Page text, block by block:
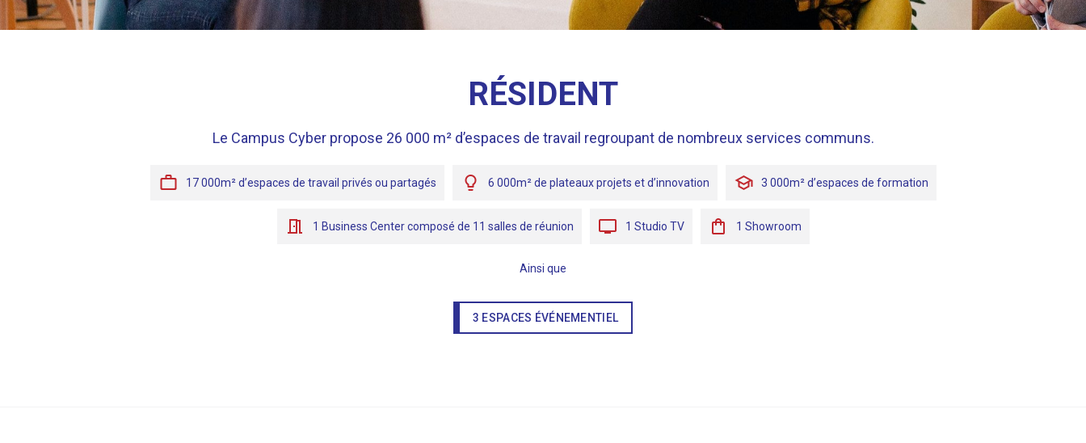
RÉSIDENT
Le Campus Cyber propose 26 000 m² d’espaces de travail regroupant de nombreux services communs.
17 000m² d’espaces de travail privés ou partagés 6 000m² de plateaux projets et d’innovation 3 000m² d’espaces de formation
1 Business Center composé de 11 salles de réunion 1 Studio TV 1 Showroom
Ainsi que
3 ESPACES ÉVÉNEMENTIEL